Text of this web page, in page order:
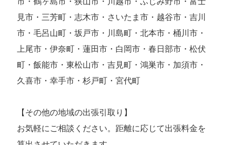
見市・三芳町・志木市・さいたま市・越谷市・吉川
市・毛呂山町・坂戸市・川島町・北本市・桶川市・
上尾市・伊奈町・蓮田市・白岡市・春日部市・松伏
町・飯能市・東松山市・吉見町・鴻巣市・加須市・
久喜市・幸手市・杉戸町・宮代町
【その他の地域の出張引取り】
お気軽にご相談ください。距離に応じて出張料金を